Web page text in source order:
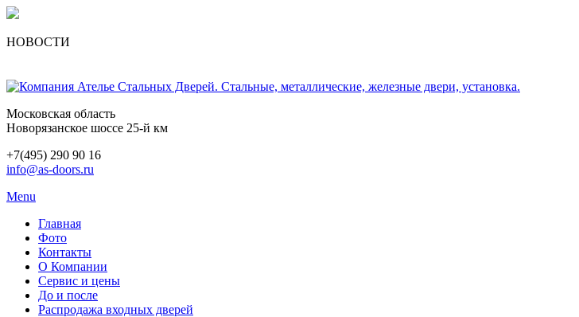
НОВОСТИ
Московская область
Новорязанское шоссе 25-й км
+7(495) 290 90 16
info@as-doors.ru
Menu
Главная
Фото
Контакты
О Компании
Сервис и цены
До и после
Распродажа входных дверей